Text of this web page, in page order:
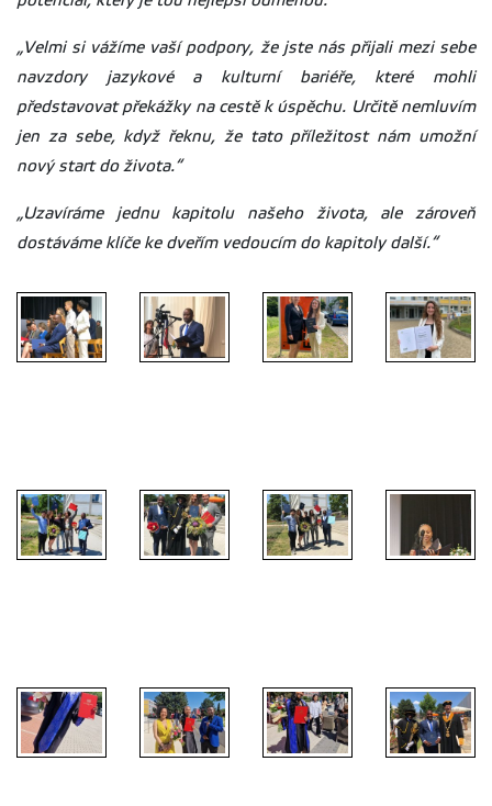
„Velmi si vážíme vaší podpory, že jste nás přijali mezi sebe
navzdory jazykové a kulturní bariéře, které mohli
představovat překážky na cestě k úspěchu. Určitě nemluvím
jen za sebe, když řeknu, že tato příležitost nám umožní
nový start do života.“
„Uzavíráme jednu kapitolu našeho života, ale zároveň
dostáváme klíče ke dveřím vedoucím do kapitoly další.“